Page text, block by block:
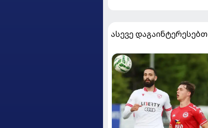
ასევე დაგაინტერესებთ